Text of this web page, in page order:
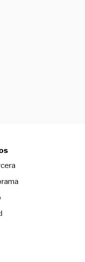
Opens in new
in new window